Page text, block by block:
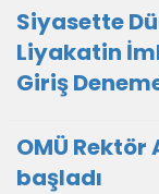
Siyasette
Liyakatin
Giriş
OMÜ
başladı